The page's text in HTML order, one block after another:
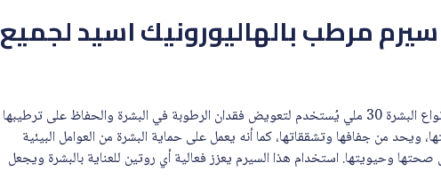
مرطب بالهاليورونيك اسيد لجميع
سيرافي سيرم مرطب بالهاليورونيك اسيد لجميع انواع البشرة 30 ملي يُستخدم لتعويض فقدان الرطوبة في البشرة والحفاظ على ترطيبها
من جفافها وتشققاتها، كما أنه يعمل على حماية البشرة من العوامل البيئية
وحيويتها. استخدام هذا السيرم يعزز فعالية أي روتين للعناية بالبشرة ويجعل